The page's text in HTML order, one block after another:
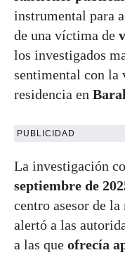
instrumental para
de una víctima de
los investigados
sentimental con la
residencia en
PUBLICIDAD
La investigación
septiembre de
centro asesor de
alertó a las
a las que ofrecía